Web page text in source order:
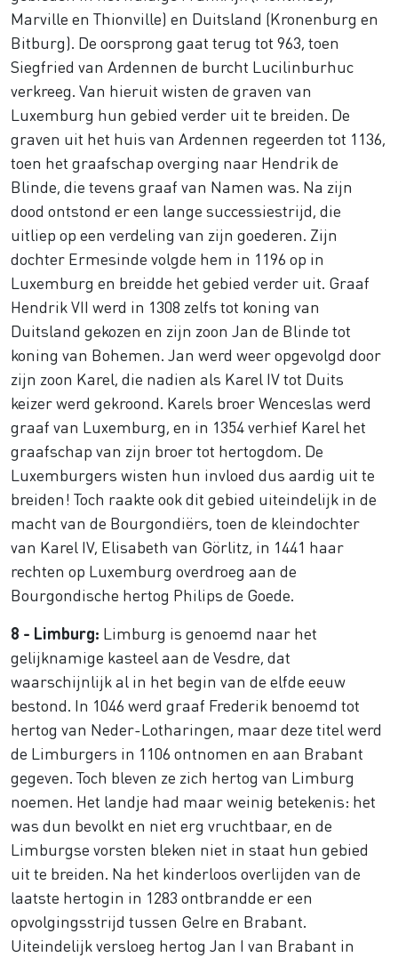
Marville en Thionville) en Duitsland (Kronenburg en
Bitburg). De oorsprong gaat terug tot 963, toen
Siegfried van Ardennen de burcht Lucilinburhuc
verkreeg. Van hieruit wisten de graven van
Luxemburg hun gebied verder uit te breiden. De
graven uit het huis van Ardennen regeerden tot 1136,
toen het graafschap overging naar Hendrik de
Blinde, die tevens graaf van Namen was. Na zijn
dood ontstond er een lange successiestrijd, die
uitliep op een verdeling van zijn goederen. Zijn
dochter Ermesinde volgde hem in 1196 op in
Luxemburg en breidde het gebied verder uit. Graaf
Hendrik VII werd in 1308 zelfs tot koning van
Duitsland gekozen en zijn zoon Jan de Blinde tot
koning van Bohemen. Jan werd weer opgevolgd door
zijn zoon Karel, die nadien als Karel IV tot Duits
keizer werd gekroond. Karels broer Wenceslas werd
graaf van Luxemburg, en in 1354 verhief Karel het
graafschap van zijn broer tot hertogdom. De
Luxemburgers wisten hun invloed dus aardig uit te
breiden! Toch raakte ook dit gebied uiteindelijk in de
macht van de Bourgondiërs, toen de kleindochter
van Karel IV, Elisabeth van Görlitz, in 1441 haar
rechten op Luxemburg overdroeg aan de
Bourgondische hertog Philips de Goede.
8 - Limburg: Limburg is genoemd naar het
gelijknamige kasteel aan de Vesdre, dat
waarschijnlijk al in het begin van de elfde eeuw
bestond. In 1046 werd graaf Frederik benoemd tot
hertog van Neder-Lotharingen, maar deze titel werd
de Limburgers in 1106 ontnomen en aan Brabant
gegeven. Toch bleven ze zich hertog van Limburg
noemen. Het landje had maar weinig betekenis: het
was dun bevolkt en niet erg vruchtbaar, en de
Limburgse vorsten bleken niet in staat hun gebied
uit te breiden. Na het kinderloos overlijden van de
laatste hertogin in 1283 ontbrandde er een
opvolgingsstrijd tussen Gelre en Brabant.
Uiteindelijk versloeg hertog Jan I van Brabant in